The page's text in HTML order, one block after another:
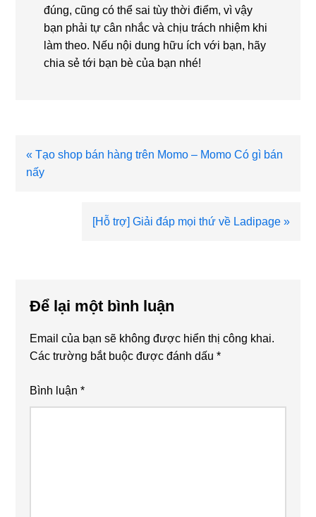
đúng, cũng có thể sai tùy thời điểm, vì vậy
bạn phải tự cân nhắc và chịu trách nhiệm khi
làm theo. Nếu nội dung hữu ích với bạn, hãy
chia sẻ tới bạn bè của bạn nhé!
Bài
viết
« Tạo shop bán hàng trên Momo – Momo Có gì bán
nấy
Bài
[Hỗ trợ] Giải đáp mọi thứ về Ladipage »
Để lại một bình luận
Email của bạn sẽ không được hiển thị công khai.
Các trường bắt buộc được đánh dấu*
Bình luận*